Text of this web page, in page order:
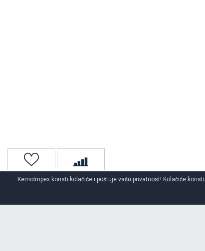
KemoImpex koristi kolačiće i poštuje vašu privatnost! Kolačiće